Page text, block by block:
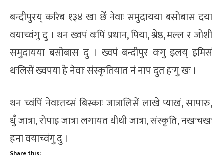
बन्दीपुरय् करिब १३४ खा छेँ नेवाः समुदायया बसोबास दया
वयाच्वंगु दु । थन ख्वपं वःपिं प्रधान, पिया, श्रेष्ठ, मल्ल र जोशी
समुदायया बसोबास दु । ख्वपं बन्दीपुर वःगु इलय् इमिसं
थःलिसें ख्वपया हे नेवाः संस्कृतियात नं नाप दुत हःगु खः ।
थन च्वंपिं नेवाःतय्सं बिस्काः जात्रालिसें लाखे प्याखं, सापारु,
धुँ जात्रा, रोपाइ जात्रा लगायत थीथी जात्रा, संस्कृति, नखःचखः
हना वयाच्वंगु दु ।
Share this: